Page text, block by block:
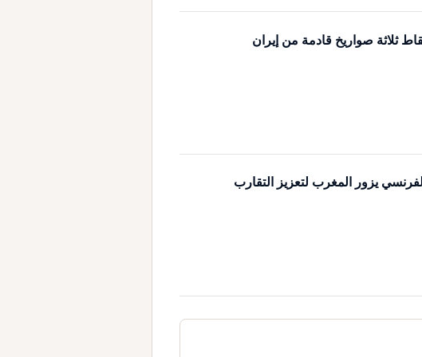
ثلاثة صواريخ قادمة من إيران
يزور المغرب لتعزيز التقارب